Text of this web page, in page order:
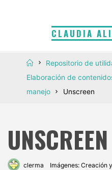
CLAUDIA
InicioRepositorio de
Elaboración de
manejo
Unscreen
UNSCREEN
clerma Imágenes: Creación